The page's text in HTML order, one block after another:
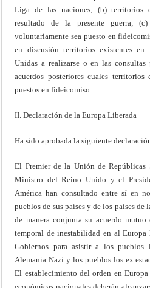
Liga de las naciones; (b) territorios
resultado de la presente guerra;
voluntariamente sea puesto en
en discusión territorios existentes en
Unidas a realizarse o en las consultas
acuerdos posteriores cuales territorios
puestos en fideicomiso.
II. Declaración de la Europa Liberada
Ha sido aprobada la siguiente
El Premier de la Unión de Repúblicas
Ministro del Reino Unido y el
América han consultado entre sí en
pueblos de sus países y de los países
de manera conjunta su acuerdo
temporal de inestabilidad en al
Gobiernos para asistir a los
Alemania Nazi y los pueblos los ex
El establecimiento del orden en